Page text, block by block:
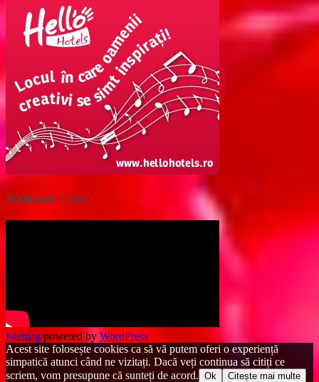
Alchimie Live
Islemag powered by WordPress
Acest site folosește cookies ca să vă putem oferi o experiență
simpatică atunci când ne vizitați. Dacă veți continua să citiți ce
scriem, vom presupune că sunteți de acord. Ok Citește mai multe